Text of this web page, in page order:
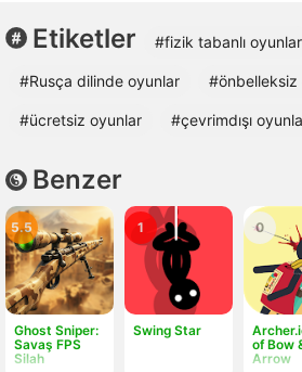
Etiketler #fizik tabanlı oyunlar
#Rusça dilinde oyunlar #önbelleksiz
#ücretsiz oyunlar #çevrimdışı
Benzer
Ghost Sniper:
Savaş FPS
Silah
5.5
Swing Star
1
of Bow
Arrow
0